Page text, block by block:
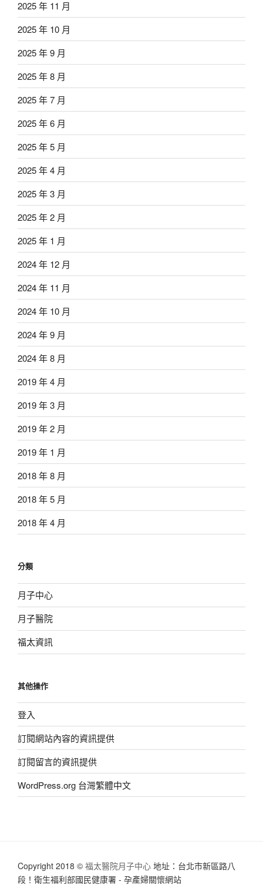
2025 年 11 月
2025 年 10 月
2025 年 9 月
2025 年 8 月
2025 年 7 月
2025 年 6 月
2025 年 5 月
2025 年 4 月
2025 年 3 月
2025 年 2 月
2025 年 1 月
2024 年 12 月
2024 年 11 月
2024 年 10 月
2024 年 9 月
2024 年 8 月
2019 年 4 月
2019 年 3 月
2019 年 2 月
2019 年 1 月
2018 年 8 月
2018 年 5 月
2018 年 4 月
分類
月子中心
月子醫院
福太資訊
其他操作
登入
訂閱網站內容的資訊提供
訂閱留言的資訊提供
WordPress.org 台灣繁體中文
Copyright 2018 © 福太醫院月子中心 地址：台北市新區路八
段！衛生福利部國民健康署 - 孕產婦關懷網站